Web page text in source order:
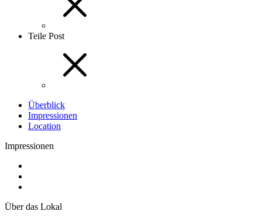
Teile Post
Überblick
Impressionen
Location
Impressionen
Über das Lokal